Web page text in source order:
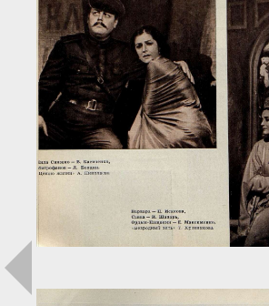
Загрузка...